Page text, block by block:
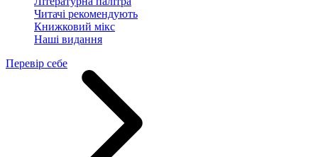
Читачі рекомендують
Книжковий мікс
Наші видання
Перевір себе